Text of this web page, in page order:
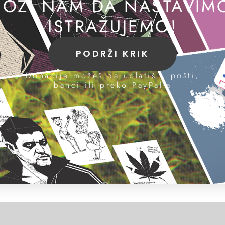
NAM DA
ISTRAŽUJEMO!
PODRŽI KRIK
Donacije možeš da uplatiš u pošti,
banci ili preko PayPal-a